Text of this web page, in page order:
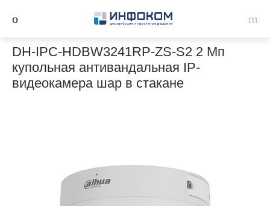
DH-IPC-HDBW3241RP-ZS-S2 2 Мп
купольная антивандальная IP-
видеокамера шар в стакане